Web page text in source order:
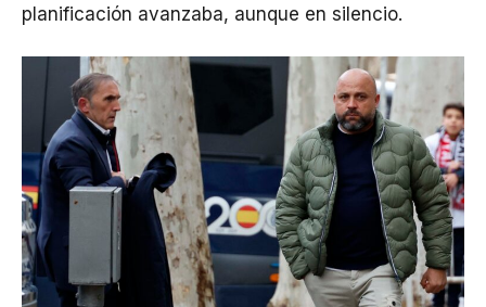
planificación avanzaba, aunque en silencio.